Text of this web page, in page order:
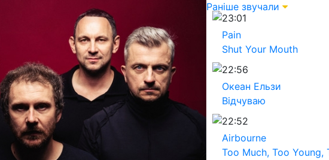
Раніше звучали
23:01
Pain
Shut Your Mouth
22:56
Океан Ельзи
Вiдчуваю
22:52
Airbourne
Too Much, Too Young,